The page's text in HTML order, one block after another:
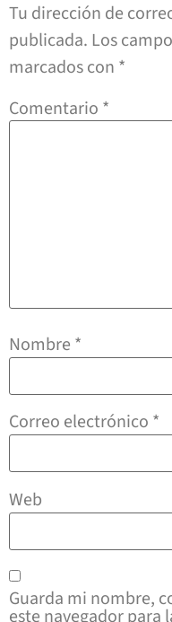
Tu dirección de
publicada. Los
marcados con *
Comentario *
Nombre *
Correo electrónico *
Web
Guarda mi nombre,
este navegador para